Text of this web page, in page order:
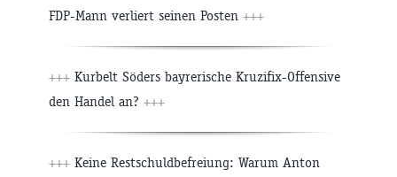
FDP-Mann verliert seinen Posten +++
+++ Kurbelt Söders bayrerische Kruzifix-Offensive
den Handel an? +++
+++ Keine Restschuldbefreiung: Warum Anton